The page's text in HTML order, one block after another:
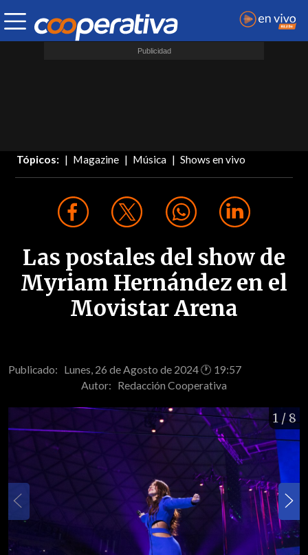
Tópicos: Magazine Música Shows en vivo
Las postales del show de
Myriam Hernández en el
Movistar Arena
Publicado: Lunes, 26 de Agosto de 2024 🕐 19:57
Autor: Redacción Cooperativa
1/ 8